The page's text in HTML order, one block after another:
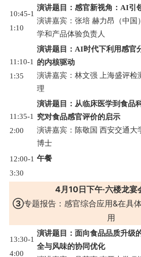
10:45-1
1:10
演讲题目：感官新视角：AI引
演讲嘉宾：张培 赫力昂（中国
学和产品体验负责人
11:10-1
1:35
演讲题目：AI时代下利用感官
的内核驱动
演讲嘉宾：林文强 上海盛评检
理
11:35-1
2:00
演讲题目：从临床医学到食品
究对食品感官评价的启示
演讲嘉宾：陈敬国 西安交通大
博士
12:00-1
3:30
午餐
4月10日下午·六楼龙宴
③专题报告：感官综合应用&在具
用
13:30-1
4:00
演讲题目：面向食品品质升级
全与风味的协同优化